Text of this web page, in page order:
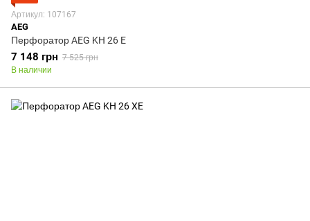
Артикул: 107167
AEG
Перфоратор AEG KH 26 E
7 148 грн 7 525 грн
В наличии